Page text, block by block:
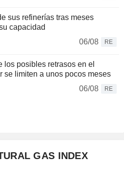
sus refinerías tras meses
capacidad
06/08
RE
posibles retrasos en el
se limiten a unos pocos meses
06/08
RE
GAS INDEX